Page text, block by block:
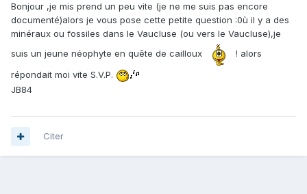
Bonjour ,je mis prend un peu vite (je ne me suis pas encore
documenté)alors je vous pose cette petite question :0ù il y a des
minéraux ou fossiles dans le Vaucluse (ou vers le Vaucluse),je
suis un jeune néophyte en quête de cailloux
! alors
répondait moi vite S.V.P.
JB84
Citer